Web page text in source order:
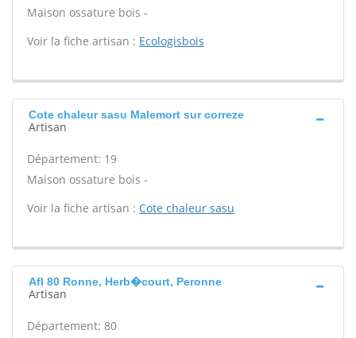
Maison ossature bois -
Voir la fiche artisan : Ecologisbois
Cote chaleur sasu Malemort sur correze
Artisan
Département: 19
Maison ossature bois -
Voir la fiche artisan : Cote chaleur sasu
Afl 80 Ronne, Herb�court, Peronne
Artisan
Département: 80